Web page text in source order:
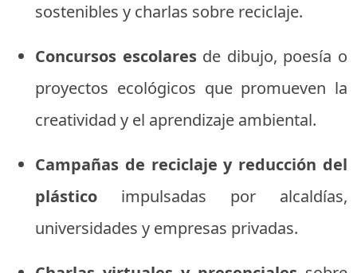
sostenibles y charlas sobre reciclaje.
Concursos escolaresde dibujo, poesía o
proyectos ecológicos que promueven la
creatividad y el aprendizaje ambiental.
Campañas de reciclaje y reducción del
plástico impulsadas por alcaldías,
universidades y empresas privadas.